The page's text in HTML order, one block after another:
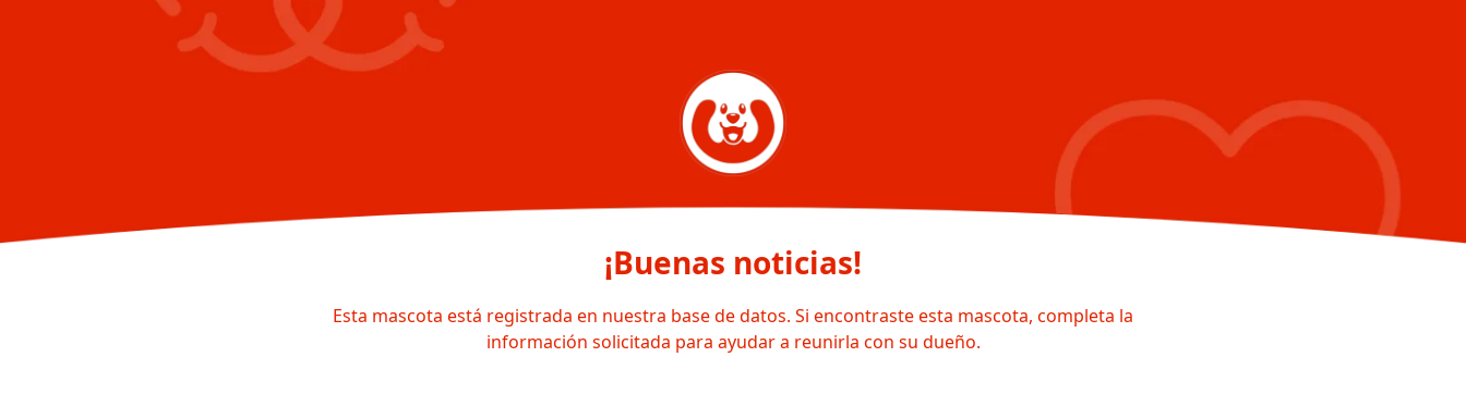
¡Buenas noticias!
Esta mascota está registrada en nuestra base de datos. Si encontraste esta mascota, completa la
información solicitada para ayudar a reunirla con su dueño.